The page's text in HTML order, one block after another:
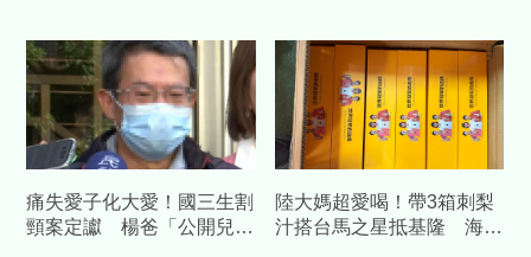
續押
痛失愛子化大愛！國三生割
頸案定讞 楊爸「公開兒全
陸大媽超愛喝！帶3箱刺梨
汁搭台馬之星抵基隆 海巡